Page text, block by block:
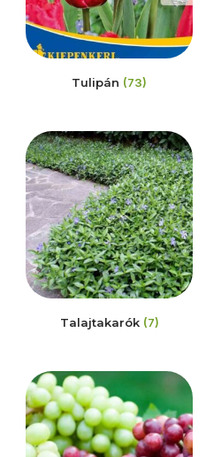
Tulipán (73)
Talajtakarók (7)